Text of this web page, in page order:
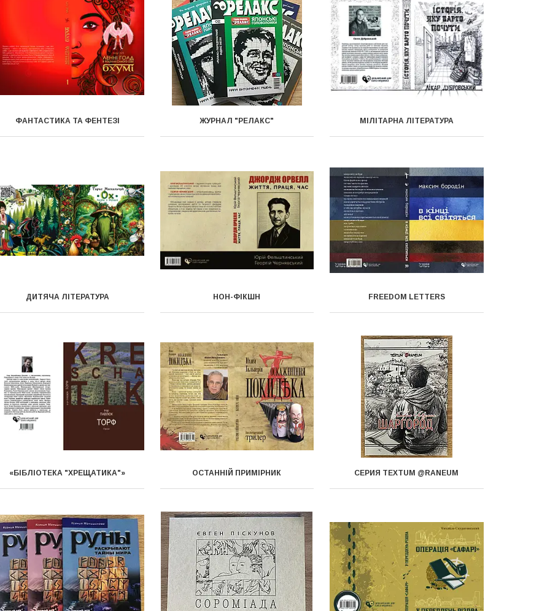
ФАНТАСТИКА ТА ФЕНТЕЗІ ЖУРНАЛ "РЕЛАКС" МІЛІТАРНА ЛІТЕРАТУРА
ДИТЯЧА ЛІТЕРАТУРА НОН-ФІКШН FREEDOM LETTERS
«БІБЛІОТЕКА "ХРЕЩАТИКА"» ОСТАННІЙ ПРИМІРНИК СЕРИЯ TEXTUM @RANEUM